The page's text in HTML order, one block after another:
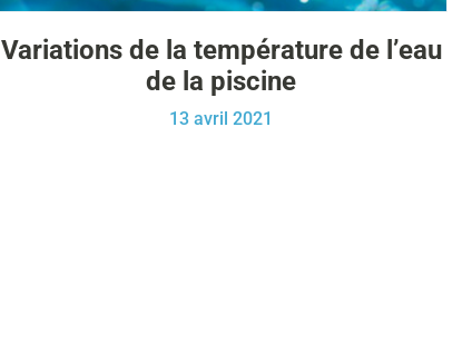
Variations de la température de l’eau
de la piscine
13 avril 2021